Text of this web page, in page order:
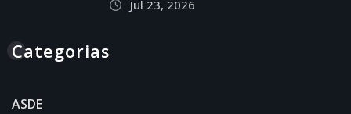
Jul 23, 2026
Categorias
ASDE